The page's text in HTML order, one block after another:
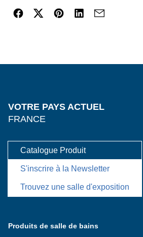
VOTRE PAYS ACTUEL
FRANCE
Catalogue Produit
S'inscrire à la Newsletter
Trouvez une salle d'exposition
Produits de salle de bains